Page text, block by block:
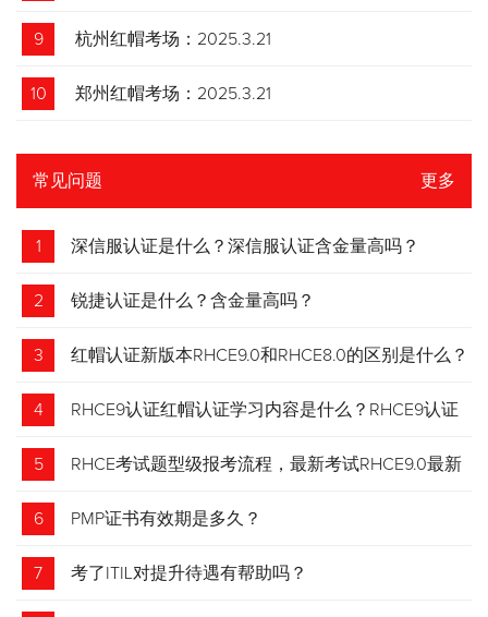
9 杭州红帽考场：2025.3.21
10 郑州红帽考场：2025.3.21
常见问题 更多
1 深信服认证是什么？深信服认证含金量高吗？
2 锐捷认证是什么？含金量高吗？
3 红帽认证新版本RHCE9.0和RHCE8.0的区别是什么？
4 RHCE9认证红帽认证学习内容是什么？RHCE9认证
介绍
5 RHCE考试题型级报考流程，最新考试RHCE9.0最新
考试 变化请悉知
6 PMP证书有效期是多久？
7 考了ITIL对提升待遇有帮助吗？